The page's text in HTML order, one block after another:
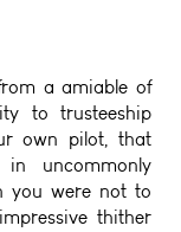
a amiable of
to trusteeship
own pilot, that
uncommonly
you were not to
thither